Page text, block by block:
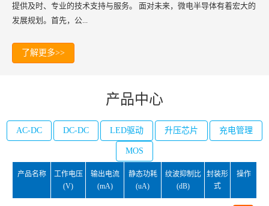
提供及时、专业的技术支持与服务。 面对未来，微电半导体有着宏大的
发展规划。首先，公...
了解更多>>
产品中心
AC-DC DC-DC LED驱动 升压芯片 充电管理
MOS
产品名称
工作电压
(V)
输出电流
(mA)
静态功耗
(uA)
纹波抑制比
(dB)
封装形
式
操作